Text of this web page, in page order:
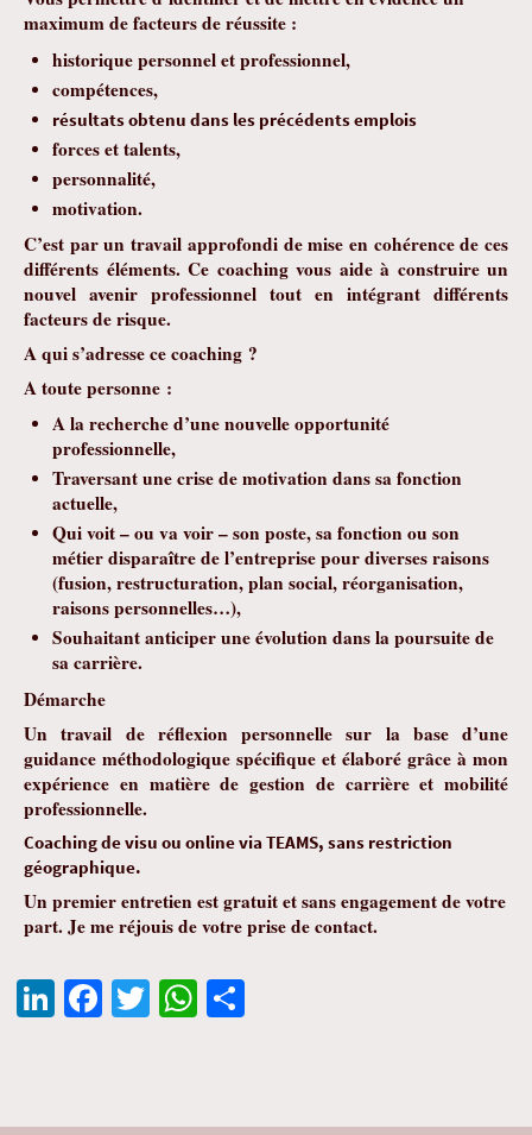
maximum de facteurs de réussite :
historique personnel et professionnel,
compétences,
résultats obtenu dans les précédents emplois
forces et talents,
personnalité,
motivation.
C’est par un travail approfondi de mise en cohérence de ces
différents éléments. Ce coaching vous aide à construire un
nouvel avenir professionnel tout en intégrant différents
facteurs de risque.
A qui s’adresse ce coaching ?
A toute personne :
A la recherche d’une nouvelle opportunité
professionnelle,
Traversant une crise de motivation dans sa fonction
actuelle,
Qui voit – ou va voir – son poste, sa fonction ou son
métier disparaître de l’entreprise pour diverses raisons
(fusion, restructuration, plan social, réorganisation,
raisons personnelles…),
Souhaitant anticiper une évolution dans la poursuite de
sa carrière.
Démarche
Un travail de réflexion personnelle sur la base d’une
guidance méthodologique spécifique et élaboré grâce à mon
expérience en matière de gestion de carrière et mobilité
professionnelle.
Coaching de visu ou online via TEAMS, sans restriction
géographique.
Un premier entretien est gratuit et sans engagement de votre
part. Je me réjouis de votre prise de contact.
Li Fa T
W